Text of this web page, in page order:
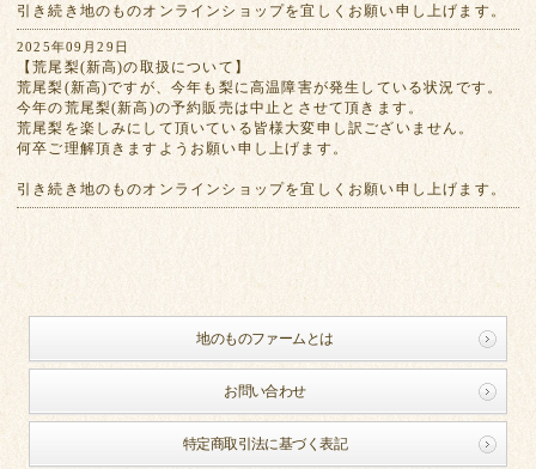
引き続き地のものオンラインショップを宜しくお願い申し上げます。
2025年09月29日
【荒尾梨(新高)の取扱について】
荒尾梨(新高)ですが、今年も梨に高温障害が発生している状況です。
今年の荒尾梨(新高)の予約販売は中止とさせて頂きます。
荒尾梨を楽しみにして頂いている皆様大変申し訳ございません。
何卒ご理解頂きますようお願い申し上げます。
引き続き地のものオンラインショップを宜しくお願い申し上げます。
地のものファームとは
お問い合わせ
特定商取引法に基づく表記